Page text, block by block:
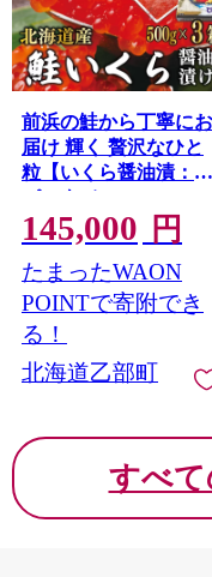
前浜の鮭から丁寧にお
届け 輝く 贅沢なひと
粒【いくら醤油漬：3
パック（500ｇ×3
箱）】＜ 鮮度にこだ
わる「笹谷商店」の絶
品の醤油タレ イクラ
鮭いくら 鮭イクラ 醤
油いくら 醤油イクラ
いくら醤油漬け イク
ラ醤油漬け 醤油漬 い
本海 冷凍 人気 使い道
ふるさと納税 ＞
145,000 円
たまったWAON
POINTで寄附でき
る！
北海道乙部町
すべて